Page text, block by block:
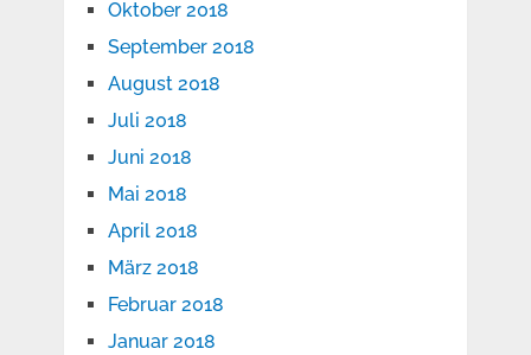
Oktober 2018
September 2018
August 2018
Juli 2018
Juni 2018
Mai 2018
April 2018
März 2018
Februar 2018
Januar 2018